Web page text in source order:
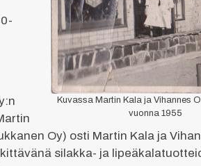
Kuvassa Martin Kala ja Vihannes
vuonna 1955
Oy) osti Martin Kala ja
silakka- ja